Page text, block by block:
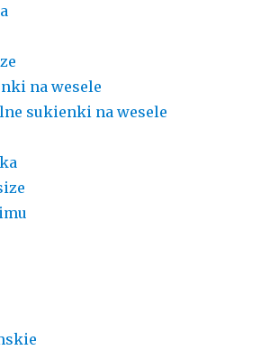
na wesele
sukienki na wesele